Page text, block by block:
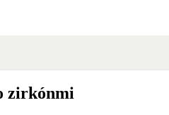
zirkónmi